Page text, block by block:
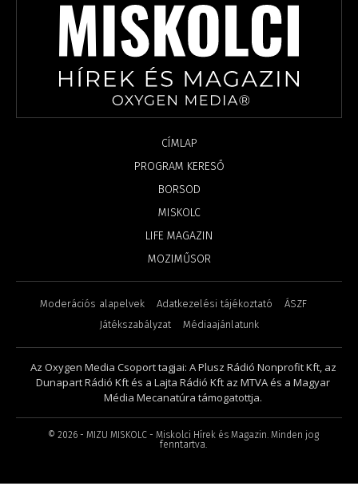
CÍMLAP
PROGRAM KERESŐ
BORSOD
MISKOLC
LIFE MAGAZIN
MOZIMŰSOR
Moderációs alapelvek Adatkezelési tájékoztató
ÁSZF
Játékszabályzat
Médiaajánlatunk
Az Oxygen Media Csoport tagjai: A Plusz Rádió Nonprofit Kft, az
Dunapart Rádió Kft és a Lajta Rádió Kft az MTVA és a Magyar
Média Mecanatúra támogatottja.
© 2026- MIZU MISKOLC - Miskolci Hírek és Magazin. Minden jog
fenntartva.